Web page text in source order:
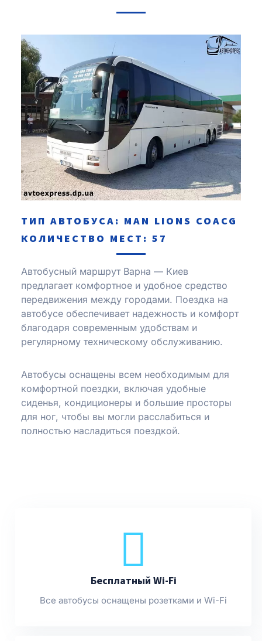
ТИП АВТОБУСА: MAN LIONS COACG
КОЛИЧЕСТВО МЕСТ: 57
Автобусный маршрут Варна — Киев
предлагает комфортное и удобное средство
передвижения между городами. Поездка на
автобусе обеспечивает надежность и комфорт
благодаря современным удобствам и
регулярному техническому обслуживанию.
Автобусы оснащены всем необходимым для
комфортной поездки, включая удобные
сиденья, кондиционеры и большие просторы
для ног, чтобы вы могли расслабиться и
полностью насладиться поездкой.
Бесплатный Wi-Fi
Все автобусы оснащены розетками и Wi-Fi